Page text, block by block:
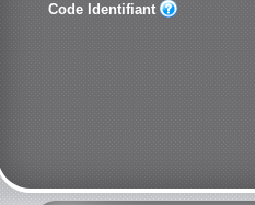
Code Identifiant